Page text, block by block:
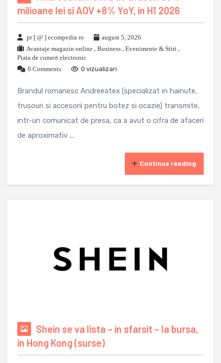
milioane lei si AOV +8% YoY, in H1 2026
pr [ @ ] ecompedia ro
august 5, 2026
Avantaje magazin online , Business , Evenimente & Stiri ,
Piata de comert electronic
0 Comments
0 vizualizari
Brandul romanesc Andreeatex (specializat in hainute,
trusouri si accesorii pentru botez si ocazie) transmite,
intr-un comunicat de presa, ca a avut o cifra de afaceri
de aproximativ ...
Continue reading
Shein se va lista – in sfarsit – la bursa,
in Hong Kong (surse)